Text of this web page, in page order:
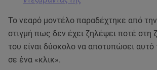
Το νεαρό μοντέλο παραδέχτηκε από
στιγμή πως δεν έχει ζηλέψει ποτέ στη
του είναι δύσκολο να αποτυπώσει αυτό
σε ένα «κλικ».